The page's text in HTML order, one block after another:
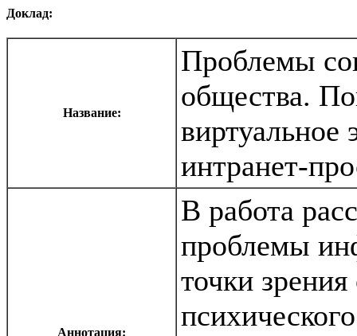
Доклад:
Название:
Проблемы
общества.
виртуальное
интранет-
Аннотация:
В работа
проблемы
точки